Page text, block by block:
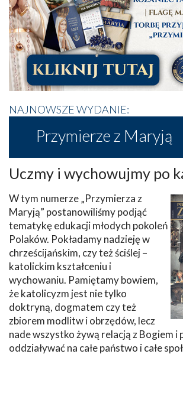
NAJNOWSZE WYDANIE:
Przymierze z Maryją
Uczmy i wychowujmy po
W tym numerze „Przymierza z
Maryją” postanowiliśmy podjąć
tematykę edukacji młodych pokoleń
Polaków. Pokładamy nadzieję w
chrześcijańskim, czy też ściślej –
katolickim kształceniu i
wychowaniu. Pamiętamy bowiem,
że katolicyzm jest nie tylko
doktryną, dogmatem czy też
zbiorem modlitw i obrzędów, lecz
nade wszystko żywą relacją z Bogiem i
oddziaływać na całe państwo i całe